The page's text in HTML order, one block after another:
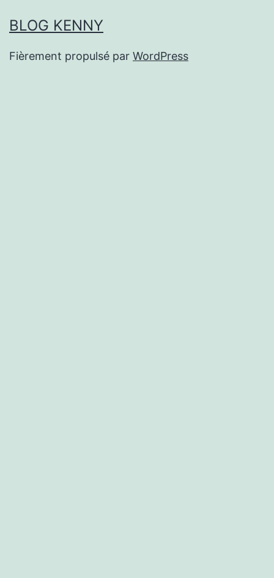
BLOG KENNY
Fièrement propulsé par WordPress